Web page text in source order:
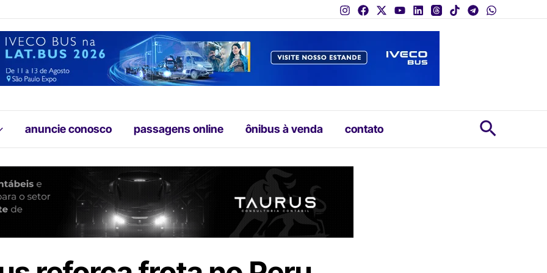
anuncie conosco passagens online ônibus à venda contato